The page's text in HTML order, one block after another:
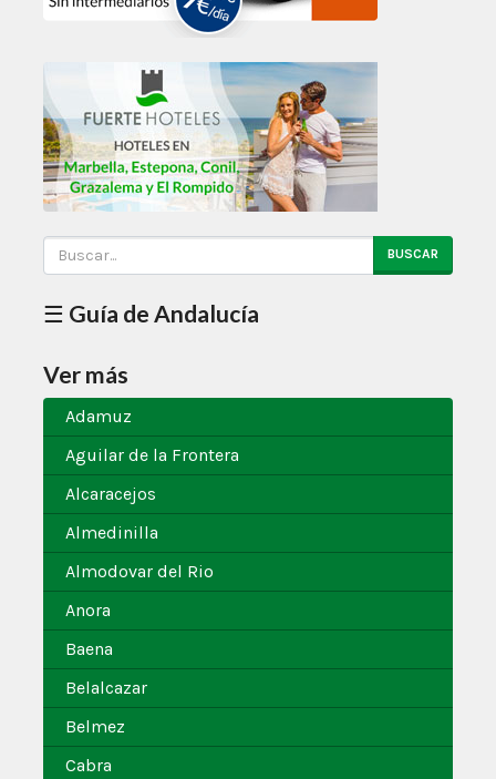
BUSCAR
☰ Guía de Andalucía
Ver más
Adamuz
Aguilar de la Frontera
Alcaracejos
Almedinilla
Almodovar del Rio
Anora
Baena
Belalcazar
Belmez
Cabra